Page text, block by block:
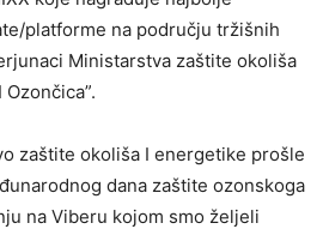
platforme na području tržišnih
Ministarstva zaštite okoliša
zaštite okoliša I energetike prošle
dana zaštite ozonskoga
na Viberu kojom smo željeli